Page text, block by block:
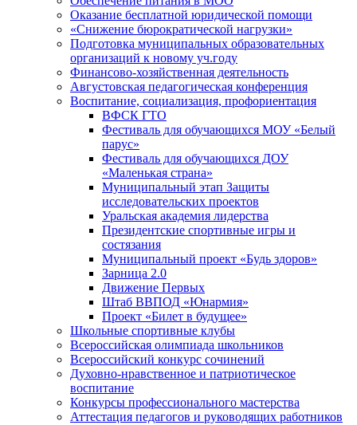
Оказание бесплатной юридической помощи
«Снижение бюрократической нагрузки»
Подготовка муниципальных образовательных
организаций к новому уч.году
Финансово-хозяйственная деятельность
Августовская педагогическая конференция
Воспитание, социализация, профориентация
ВФСК ГТО
Фестиваль для обучающихся МОУ «Белый
парус»
Фестиваль для обучающихся ДОУ
«Маленькая страна»
Муниципальный этап Защиты
исследовательских проектов
Уральская академия лидерства
Президентские спортивные игры и
состязания
Муниципальный проект «Будь здоров»
Зарница 2.0
Движение Первых
Штаб ВВПОД «Юнармия»
Проект «Билет в будущее»
Школьные спортивные клубы
Всероссийская олимпиада школьников
Всероссийский конкурс сочинений
Духовно-нравственное и патриотическое
воспитание
Конкурсы профессионального мастерства
Аттестация педагогов и руководящих работников